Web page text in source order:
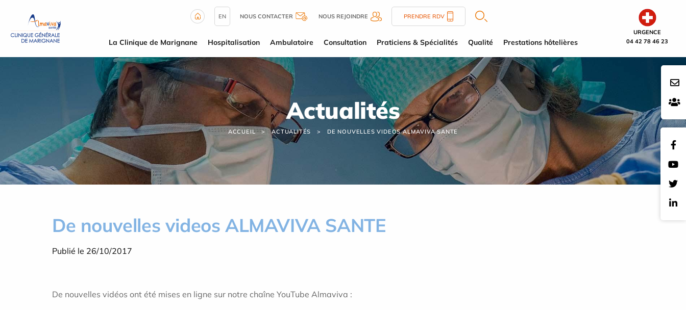
URGENCE
04 42 78 46 23
EN NOUS CONTACTER NOUS REJOINDRE PRENDRE RDV
La Clinique de Marignane Hospitalisation Ambulatoire Consultation Praticiens & Spécialités Qualité Prestations hôtelières
Actualités
ACCUEIL ACTUALITÉS DE NOUVELLES VIDEOS ALMAVIVA SANTE
De nouvelles videos ALMAVIVA SANTE
Publié le 26/10/2017
De nouvelles vidéos ont été mises en ligne sur notre chaîne YouTube Almaviva :